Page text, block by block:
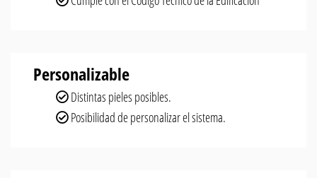
Personalizable
Distintas pieles posibles.
Posibilidad de personalizar el sistema.